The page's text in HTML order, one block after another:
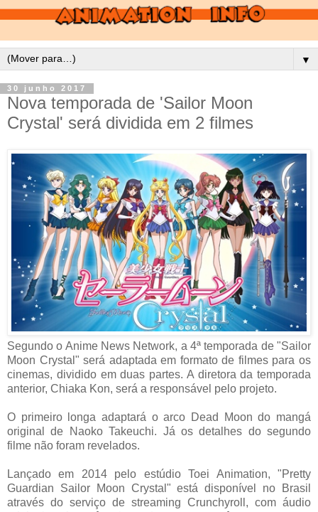
▼
30 junho 2017
Nova temporada de 'Sailor Moon
Crystal' será dividida em 2 filmes
Segundo o Anime News Network, a 4ª temporada de "Sailor
Moon Crystal" será adaptada em formato de filmes para os
cinemas, dividido em duas partes. A diretora da temporada
anterior, Chiaka Kon, será a responsável pelo projeto.
O primeiro longa adaptará o arco Dead Moon do mangá
original de Naoko Takeuchi. Já os detalhes do segundo
filme não foram revelados.
Lançado em 2014 pelo estúdio Toei Animation, "Pretty
Guardian Sailor Moon Crystal" está disponível no Brasil
através do serviço de streaming Crunchyroll, com áudio